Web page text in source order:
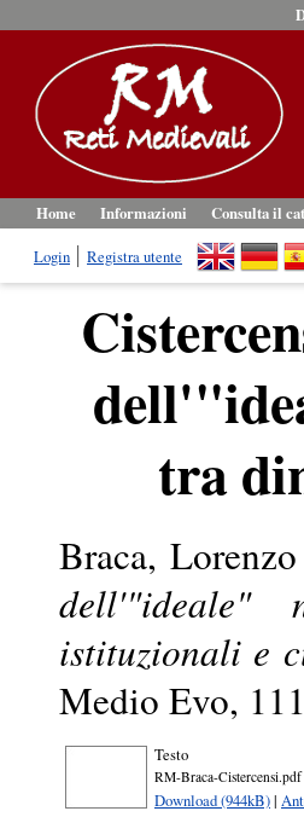
Home Informazioni
Consulta il
Login
Registra utente
tra
Braca, Lorenzo
dell'"ideale"
istituzionali e
Medio Evo,
Testo
RM-Braca-Cistercensi.pdf
Download (944kB)|